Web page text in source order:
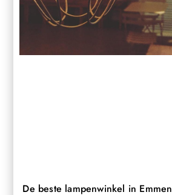
De beste lampenwinkel in Emmen